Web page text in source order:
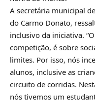
A secretária municipal
do Carmo Donato,
inclusivo da iniciativa.
competição, é sobre
limites. Por isso, nós
alunos, inclusive as
circuito de corridas.
nós tivemos um